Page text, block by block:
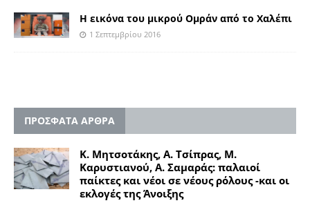
Η εικόνα του μικρού Ομράν από το Χαλέπι
1 Σεπτεμβρίου 2016
ΠΡΟΣΦΑΤΑ ΑΡΘΡΑ
Κ. Μητσοτάκης, Α. Τσίπρας, Μ.
Καρυστιανού, Α. Σαμαράς: παλαιοί
παίκτες και νέοι σε νέους ρόλους -και οι
εκλογές της Άνοιξης